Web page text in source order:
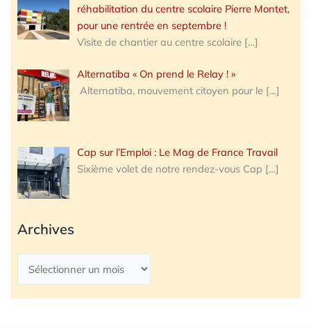
réhabilitation du centre scolaire Pierre Montet,
pour une rentrée en septembre !
Visite de chantier au centre scolaire […]
Alternatiba « On prend le Relay ! »
Alternatiba, mouvement citoyen pour le […]
Cap sur l’Emploi : Le Mag de France Travail
Sixième volet de notre rendez-vous Cap […]
Archives